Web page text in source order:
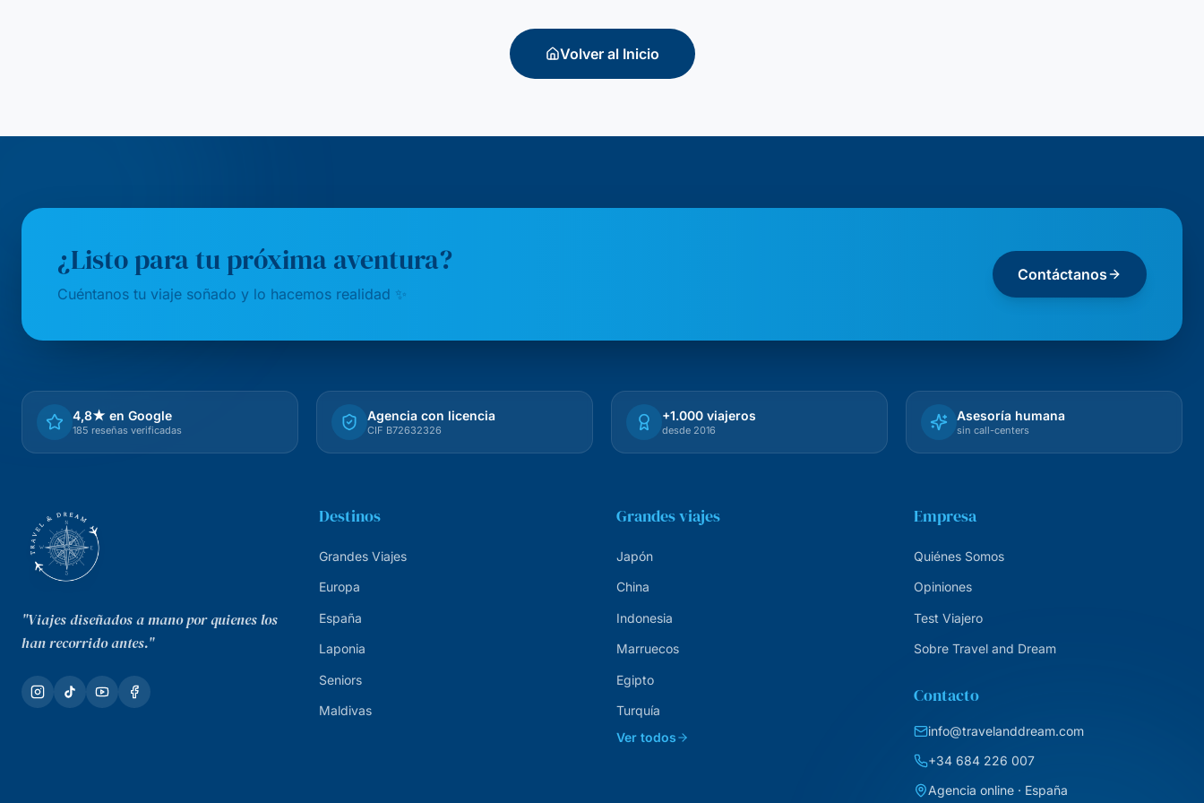
Volver al Inicio
¿Listo para tu próxima aventura?
Cuéntanos tu viaje soñado y lo hacemos realidad ✨
Contáctanos
4,8★ en Google
185 reseñas verificadas
Agencia con licencia
CIF B72632326
+1.000 viajeros
desde 2016
Asesoría humana
sin call-centers
"Viajes diseñados a mano por quienes los
han recorrido antes."
Destinos
Grandes Viajes
Europa
España
Laponia
Seniors
Maldivas
Grandes viajes
Japón
China
Indonesia
Marruecos
Egipto
Turquía
Ver todos
Empresa
Quiénes Somos
Opiniones
Test Viajero
Sobre Travel and Dream
Contacto
info@travelanddream.com
+34 684 226 007
Agencia online · España